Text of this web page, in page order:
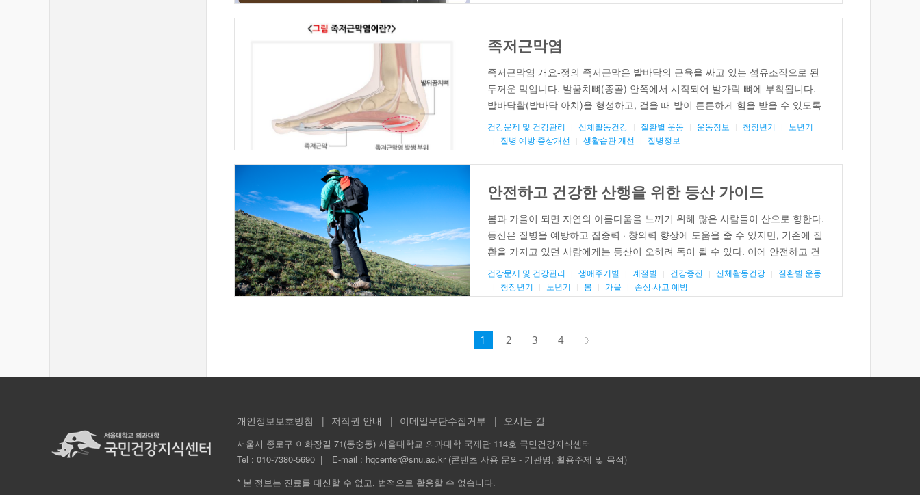
트폰이나 태블릿, 컴퓨터 등을 자주, 장시간 사용하는 것이 주요한 발생 원인입
족저근막염
족저근막염 개요-정의 족저근막은 발바닥의 근육을 싸고 있는 섬유조직으로 된
두꺼운 막입니다. 발꿈치뼈(종골) 안쪽에서 시작되어 발가락 뼈에 부착됩니다.
발바닥활(발바닥 아치)을 형성하고, 걸을 때 발이 튼튼하게 힘을 받을 수 있도록
합니다. 족저근막은 걷거나 뛰는 동작 중에, 특히 발꿈치가 들릴 때 발꿈치 뼈의
부착 부위가 강하게 당겨져 손상될 수 있습니다. 족저근막염은 이런 미세 손상
혹은 과사용으로 인해 염증이 […]
건강문제 및 건강관리 신체활동건강 질환별 운동 운동정보 청장년기
노년기
질병 예방·증상개선
생활습관 개선 질병정보
안전하고 건강한 산행을 위한 등산 가이드
봄과 가을이 되면 자연의 아름다움을 느끼기 위해 많은 사람들이 산으로 향한다.
등산은 질병을 예방하고 집중력 · 창의력 향상에 도움을 줄 수 있지만, 기존에 질
환을 가지고 있던 사람에게는 등산이 오히려 독이 될 수 있다. 이에 안전하고 건
강하게 산행을 즐길 수 있는 방법에 대해 알아보고자 한다. 등산의 효과 등산은
심장혈관 기능과 폐기능 향상에 도움이 된다. 등산을 […]
건강문제 및 건강관리 생애주기별 계절별 건강증진 신체활동건강
질환별 운동
청장년기
노년기 봄 가을 손상·사고 예방
페
이
의
1 2 3 4
개인정보보호방침 저작권 안내 이메일무단수집거부 오시는 길
서울시 종로구 이화장길 71(동숭동) 서울대학교 의과대학 국제관 114호 국민건강지식센터
Tel : 010-7380-5690 E-mail : hqcenter@snu.ac.kr (콘텐츠 사용 문의- 기관명, 활용주제 및 목적)
* 본 정보는 진료를 대신할 수 없고, 법적으로 활용할 수 없습니다.